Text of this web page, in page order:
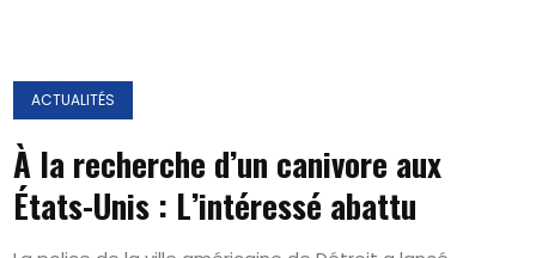
ACTUALITÉS
À la recherche d’un canivore aux
États-Unis : L’intéressé abattu